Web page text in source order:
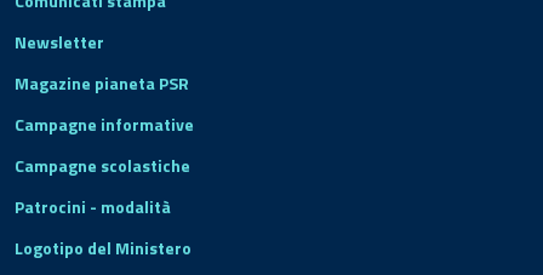
Newsletter
Magazine pianeta PSR
Campagne informative
Campagne scolastiche
Patrocini - modalità
Logotipo del Ministero